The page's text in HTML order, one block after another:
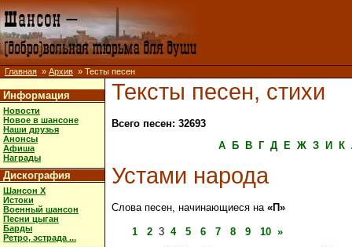
Главная » Архив » Тесты песен
Информация
Новости
Новое в шансоне
Наши друзья
Анонсы
Афиша
Награды
Дискография
Шансон X
Истоки
Военный шансон
Песни цыган
Барды
Ретро, эстрада ...
Тексты песен, стихи
Всего песен: 32693
А
Б В Г Д Е Ж З И К
Устами народа
Слова песен, начинающиеся на «П»
1 2 3 4 5 6 7 8 9 10 »